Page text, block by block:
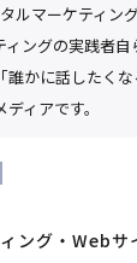
ルマーケティン
ィングの実践者
誰かに話したく
ィアです。
ング・Webサ